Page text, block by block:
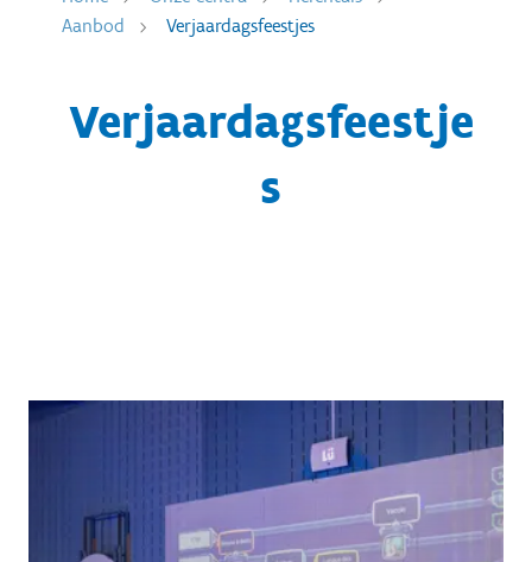
Aanbod
Verjaardagsfeestjes
Verjaardagsfeestje
s